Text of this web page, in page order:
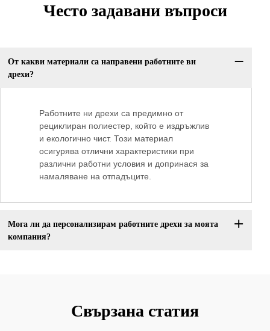
Често задавани въпроси
От какви материали са направени работните ви
дрехи?
Работните ни дрехи са предимно от
рециклиран полиестер, който е издръжлив
и екологично чист. Този материал
осигурява отлични характеристики при
различни работни условия и допринася за
намаляване на отпадъците.
Мога ли да персонализирам работните дрехи за моята
компания?
Свързана статия